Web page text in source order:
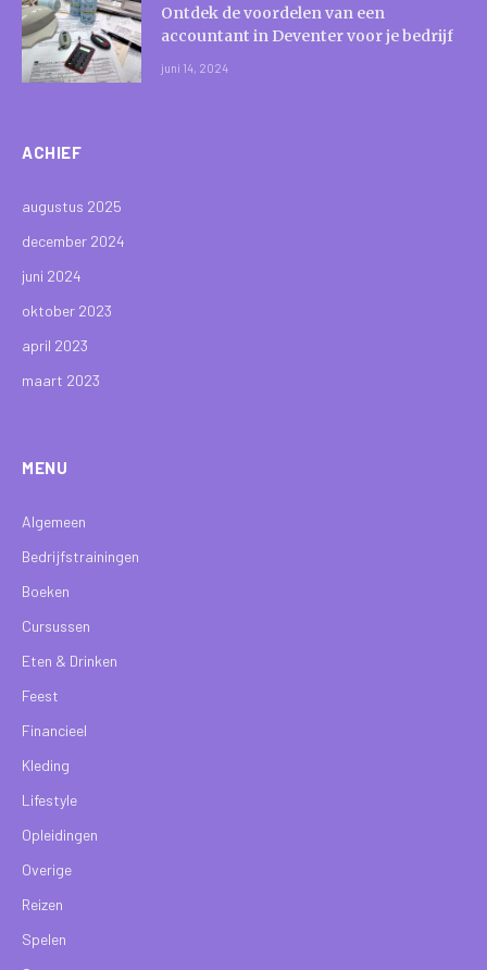
Ontdek de voordelen van een
accountant in Deventer voor je bedrijf
juni 14, 2024
ACHIEF
augustus 2025
december 2024
juni 2024
oktober 2023
april 2023
maart 2023
MENU
Algemeen
Bedrijfstrainingen
Boeken
Cursussen
Eten & Drinken
Feest
Financieel
Kleding
Lifestyle
Opleidingen
Overige
Reizen
Spelen